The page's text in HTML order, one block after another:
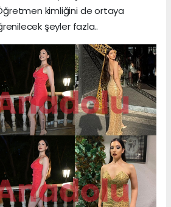
kimliğini de ortaya
şeyler fazla..